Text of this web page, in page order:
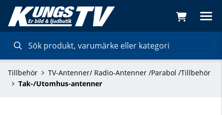
Tillbehör
TV-Antenner/ Radio-Antenner /Parabol /Tillbehör
Tak-/Utomhus-antenner